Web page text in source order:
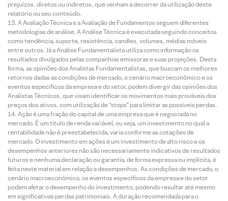
prejuízos, diretos ou indiretos, que venham a decorrer da utilização deste
relatório ou seu conteúdo.
A Avaliação Técnica e a Avaliação de Fundamentos seguem diferentes
metodologias de análise. A Análise Técnica é executada seguindo conceitos
como tendência, suporte, resistência, candles, volumes, médias móveis
entre outros. Já a Análise Fundamentalista utiliza como informação os
resultados divulgados pelas companhias emissoras e suas projeções. Desta
forma, as opiniões dos Analistas Fundamentalistas, que buscam os melhores
retornos dadas as condições de mercado, o cenário macroeconômico e os
eventos específicos da empresa e do setor, podem divergir das opiniões dos
Analistas Técnicos, que visam identificar os movimentos mais prováveis dos
preços dos ativos, com utilização de “stops” para limitar as possíveis perdas.
Ação é uma fração do capital de uma empresa que é negociada no
mercado. É um título de renda variável, ou seja, um investimento no qual a
rentabilidade não é preestabelecida, varia conforme as cotações de
mercado. O investimento em ações é um investimento de alto risco e os
desempenhos anteriores não são necessariamente indicativos de resultados
futuros e nenhuma declaração ou garantia, de forma expressa ou implícita, é
feita neste material em relação a desempenhos. As condições de mercado, o
cenário macroeconômico, os eventos específicos da empresa e do setor
podem afetar o desempenho do investimento, podendo resultar até mesmo
em significativas perdas patrimoniais. A duração recomendada para o